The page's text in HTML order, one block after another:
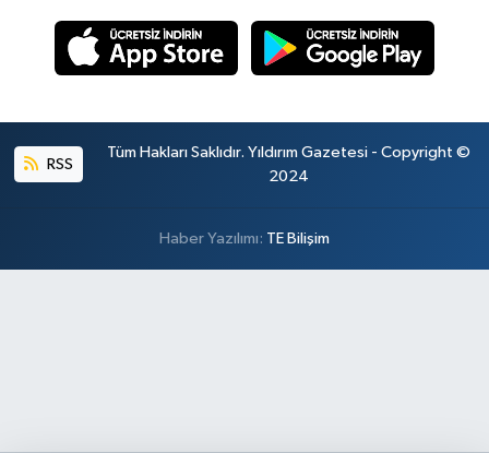
RSS
Tüm Hakları Saklıdır. Yıldırım Gazetesi - Copyright ©
2024
Haber Yazılımı: TE Bilişim